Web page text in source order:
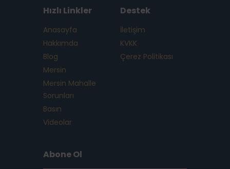
Hızlı Linkler
Anasayfa
Hakkımda
Blog
Mersin
Mersin Mahalle
Sorunları
Basın
Videolar
Destek
İletişim
KVKK
Çerez Politikası
Abone Ol